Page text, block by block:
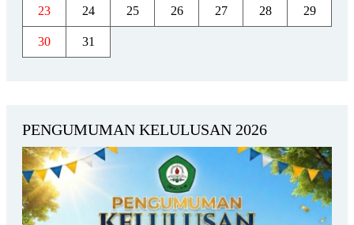
23 24 25 26 27 28 29
30 31
PENGUMUMAN KELULUSAN 2026